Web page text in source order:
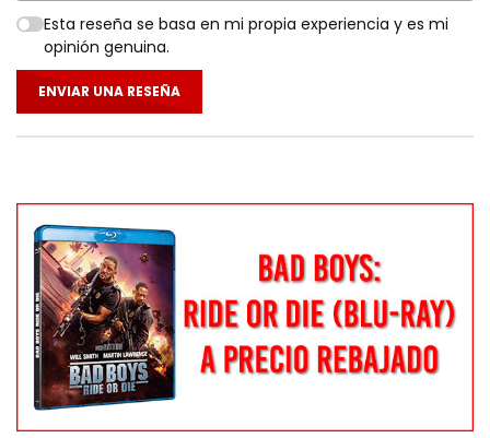
Esta reseña se basa en mi propia experiencia y es mi
opinión genuina.
ENVIAR UNA RESEÑA